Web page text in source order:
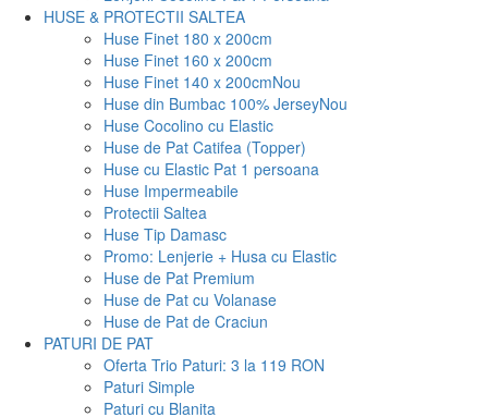
HUSE & PROTECTII SALTEA
Huse Finet 180 x 200cm
Huse Finet 160 x 200cm
Huse Finet 140 x 200cmNou
Huse din Bumbac 100% JerseyNou
Huse Cocolino cu Elastic
Huse de Pat Catifea (Topper)
Huse cu Elastic Pat 1 persoana
Huse Impermeabile
Protectii Saltea
Huse Tip Damasc
Promo: Lenjerie + Husa cu Elastic
Huse de Pat Premium
Huse de Pat cu Volanase
Huse de Pat de Craciun
PATURI DE PAT
Oferta Trio Paturi: 3 la 119 RON
Paturi Simple
Paturi cu Blanita